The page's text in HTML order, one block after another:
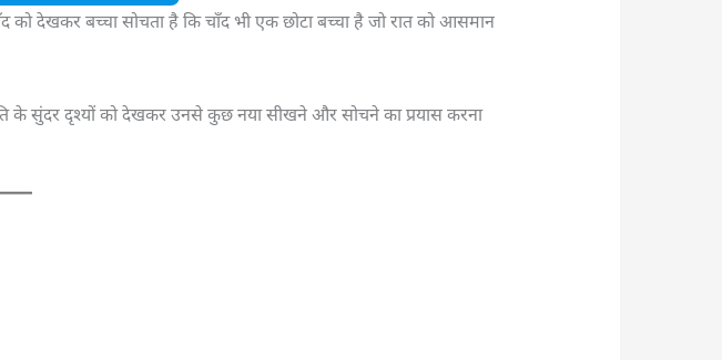
देखकर बच्चा सोचता है कि चाँद भी एक छोटा बच्चा है जो रात को आसमान
के सुंदर दृश्यों को देखकर उनसे कुछ नया सीखने और सोचने का प्रयास करना